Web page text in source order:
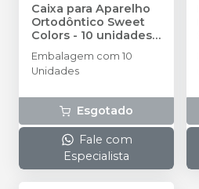
Caixa para Aparelho
Ortodôntico Sweet
Colors - 10 unidades-
ANDRADE GOMES
Embalagem com 10
Unidades
Esgotado
Fale com
Especialista